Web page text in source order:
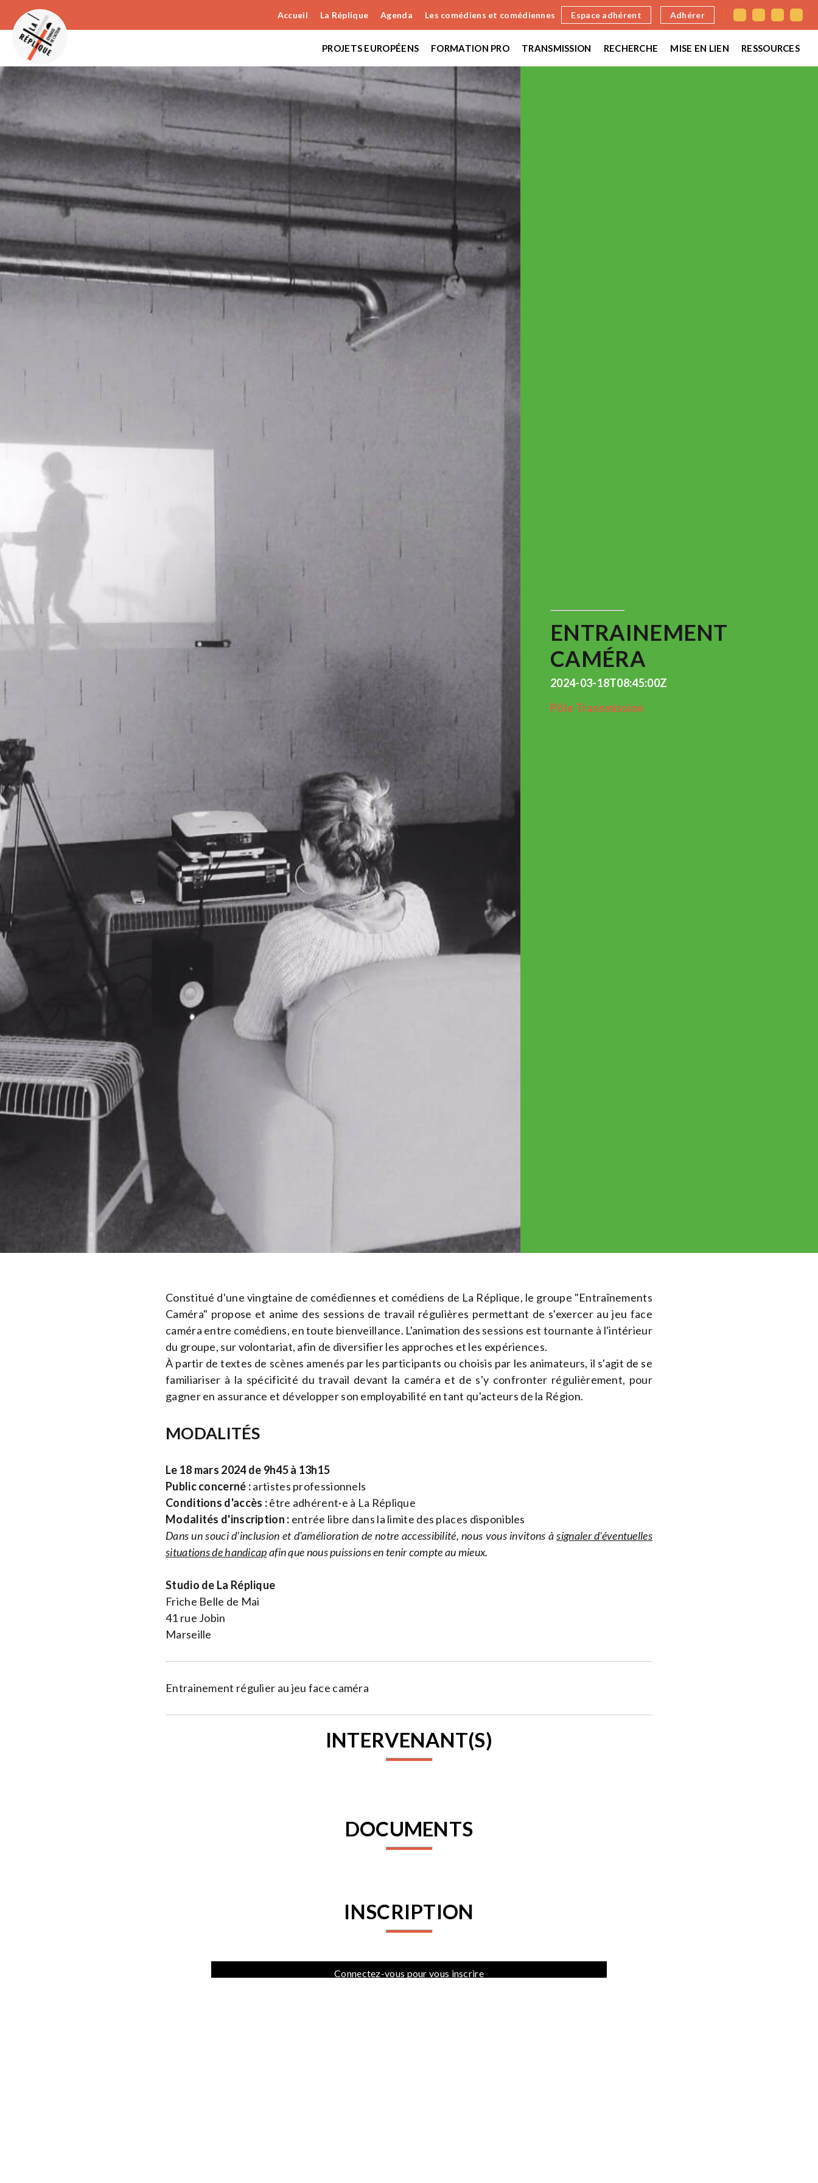
Accueil La Réplique Agenda Les comédiens et comédiennes Espace adhérent Adhérer
PROJETS EUROPÉENS FORMATION PRO TRANSMISSION RECHERCHE MISE EN LIEN RESSOURCES
ENTRAINEMENT
CAMÉRA
2024-03-18T08:45:00Z
Pôle Transmission
Constitué d'une vingtaine de comédiennes et comédiens de La Réplique, le groupe "Entraînements
Caméra" propose et anime des sessions de travail régulières permettant de s'exercer au jeu face
caméra entre comédiens, en toute bienveillance. L'animation des sessions est tournante à l'intérieur
du groupe, sur volontariat, afin de diversifier les approches et les expériences.
À partir de textes de scènes amenés par les participants ou choisis par les animateurs, il s'agit de se
familiariser à la spécificité du travail devant la caméra et de s'y confronter régulièrement, pour
gagner en assurance et développer son employabilité en tant qu'acteurs de la Région.
MODALITÉS
Le 18 mars 2024 de 9h45 à 13h15
Public concerné :artistes professionnels
Conditions d'accès :être adhérent·e à La Réplique
Modalités d'inscription : entrée libre dans la limite des places disponibles
Dans un souci d'inclusion et d'amélioration de notre accessibilité, nous vous invitons àsignaler d'éventuelles
situations de handicapafin que nous puissions en tenir compte au mieux.
Studio de La Réplique
Friche Belle de Mai
41 rue Jobin
Marseille
Entrainement régulier au jeu face caméra
INTERVENANT(S)
DOCUMENTS
INSCRIPTION
Connectez-vous pour vous inscrire